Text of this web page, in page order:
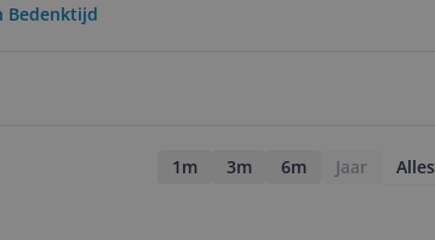
Bedenktijd
1m 3m 6m Jaar Alles